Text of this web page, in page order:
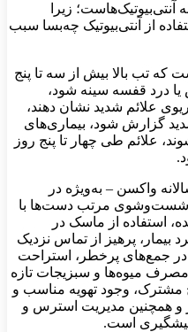
زیرا
از آنتی‌بیوتیک چه‌بسا سبب
تب بالا بیش از سه تا پنج
یا درد قفسه سینه شود،
علائم شدید نشان دهند،
گزارش شود، بیماری‌های
علائم طی چهار تا پنج روز
واکسن – به‌ویژه در
شست‌وشوی مرتب دست‌ها با
استفاده از ماسک در
بیمار، پرهیز از تماس نزدیک
جمع‌های پرخطر، استراحت
میوه‌ها و سبزیجات تازه
وجود تهویه مناسب و
و همچنین مدیریت استرس و
پیشگیری است.